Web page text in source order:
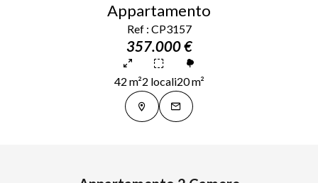
Appartamento
Ref : CP3157
357.000 €
42 m²2 locali20 m²